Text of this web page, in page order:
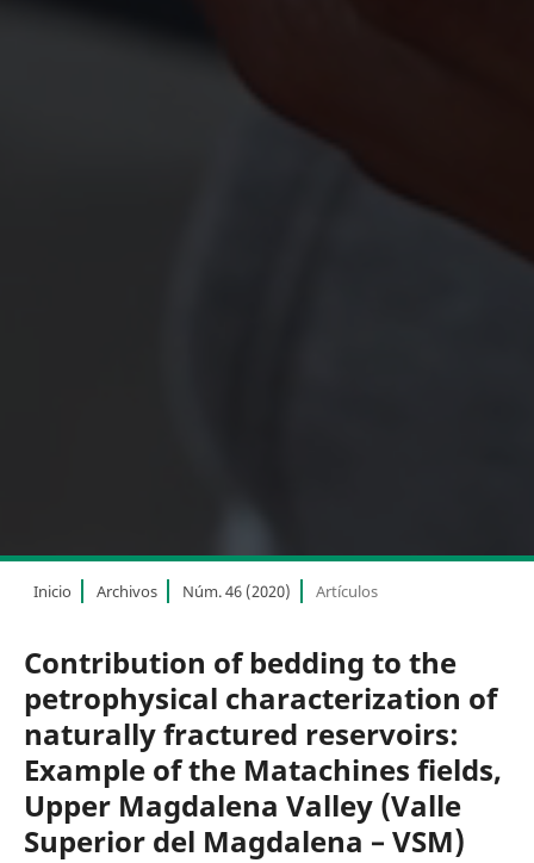
Inicio Archivos Núm. 46 (2020) Artículos
Contribution of bedding to the
petrophysical characterization of
naturally fractured reservoirs:
Example of the Matachines fields,
Upper Magdalena Valley (Valle
Superior del Magdalena – VSM)